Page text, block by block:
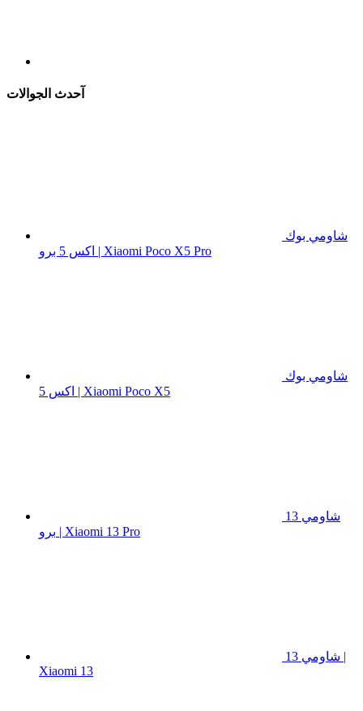
آحدث الجوالات
شاومي بوك
اكس 5 برو | Xiaomi Poco X5 Pro
شاومي بوك
اكس 5 | Xiaomi Poco X5
شاومي 13
برو | Xiaomi 13 Pro
شاومي 13 |
Xiaomi 13